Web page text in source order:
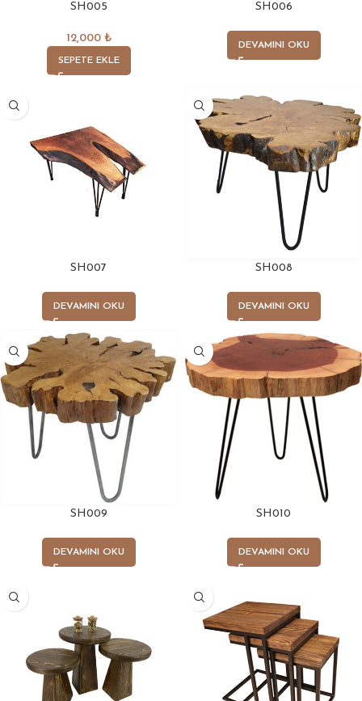
SH005
12,000 ₺
SEPETE EKLE
SH006
DEVAMINI OKU
SH007
DEVAMINI OKU
SH008
DEVAMINI OKU
SH009
DEVAMINI OKU
SH010
DEVAMINI OKU